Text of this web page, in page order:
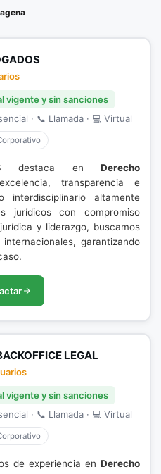
vigente y sin sanciones
· 📞 Llamada · 💻 Virtual
destaca en Derecho
transparencia e
interdisciplinario altamente
jurídicos con compromiso
y liderazgo, buscamos
garantizando
LEGAL
vigente y sin sanciones
· 📞 Llamada · 💻 Virtual
de experiencia en Derecho